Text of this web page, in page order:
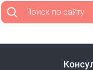
Поиск по сайту